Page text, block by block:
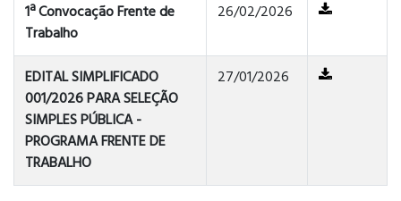
1ª Convocação Frente de
Trabalho
26/02/2026
EDITAL SIMPLIFICADO
001/2026 PARA SELEÇÃO
SIMPLES PÚBLICA -
PROGRAMA FRENTE DE
TRABALHO
27/01/2026